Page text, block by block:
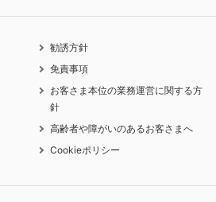
勧誘方針
免責事項
お客さま本位の業務運営に関する方
針
高齢者や障がいのあるお客さまへ
Cookieポリシー